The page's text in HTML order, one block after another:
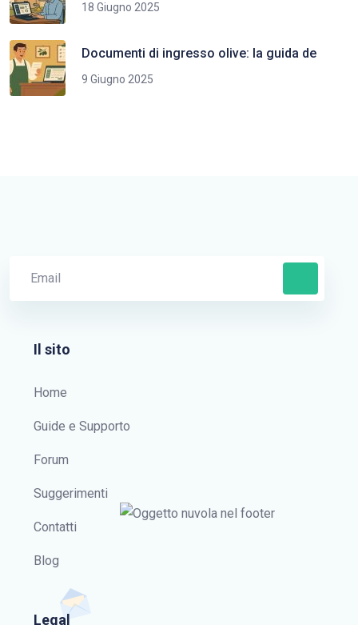
18 Giugno 2025
Documenti di ingresso olive: la guida de
9 Giugno 2025
Il sito
Home
Guide e Supporto
Forum
Suggerimenti
Contatti
Blog
Legal